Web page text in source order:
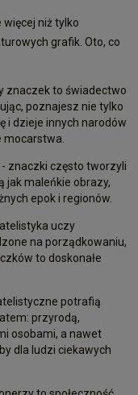
niż tylko
grafik. Oto, co
znaczek to świadectwo
poznajesz nie tylko
i dzieje innych narodów
mocarstwa.
znaczki często tworzyli
jak maleńkie obrazy,
epok i regionów.
uczy
na porządkowaniu,
to doskonałe
potrafią
przyrodą,
osobami, a nawet
dla ludzi ciekawych